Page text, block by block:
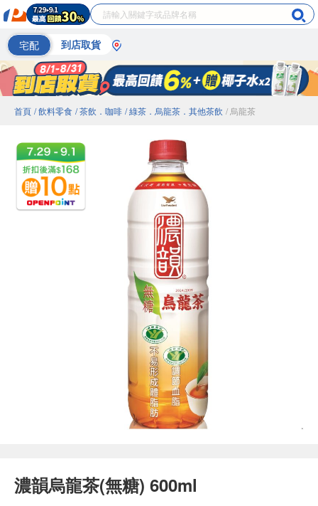
宅配 到店取貨
首頁 / 飲料零食 / 茶飲．咖啡 / 綠茶．烏龍茶．其他茶飲 / 烏龍茶
濃韻烏龍茶(無糖) 600ml